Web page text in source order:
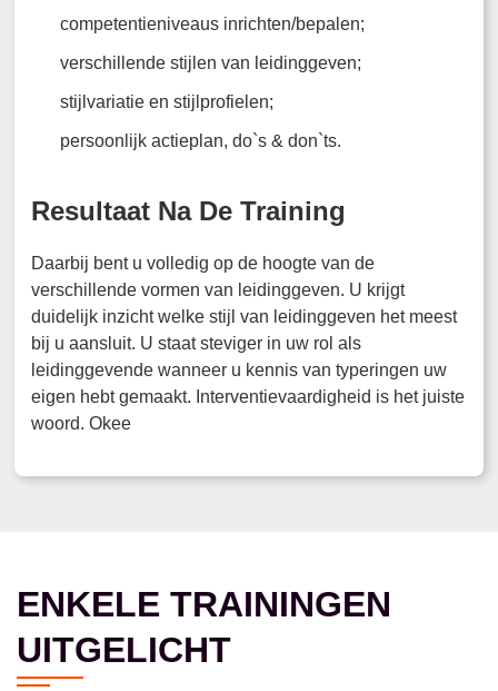
competentieniveaus inrichten/bepalen;
verschillende stijlen van leidinggeven;
stijlvariatie en stijlprofielen;
persoonlijk actieplan, do`s & don`ts.
Resultaat Na De Training
Daarbij bent u volledig op de hoogte van de
verschillende vormen van leidinggeven. U krijgt
duidelijk inzicht welke stijl van leidinggeven het meest
bij u aansluit. U staat steviger in uw rol als
leidinggevende wanneer u kennis van typeringen uw
eigen hebt gemaakt. Interventievaardigheid is het juiste
woord. Okee
ENKELE TRAININGEN
UITGELICHT